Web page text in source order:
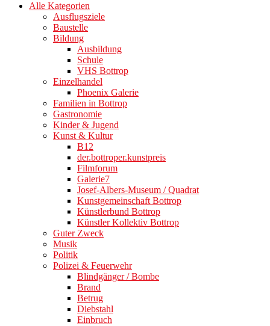
Alle Kategorien
Ausflugsziele
Baustelle
Bildung
Ausbildung
Schule
VHS Bottrop
Einzelhandel
Phoenix Galerie
Familien in Bottrop
Gastronomie
Kinder & Jugend
Kunst & Kultur
B12
der.bottroper.kunstpreis
Filmforum
Galerie7
Josef-Albers-Museum / Quadrat
Kunstgemeinschaft Bottrop
Künstlerbund Bottrop
Künstler Kollektiv Bottrop
Guter Zweck
Musik
Politik
Polizei & Feuerwehr
Blindgänger / Bombe
Brand
Betrug
Diebstahl
Einbruch